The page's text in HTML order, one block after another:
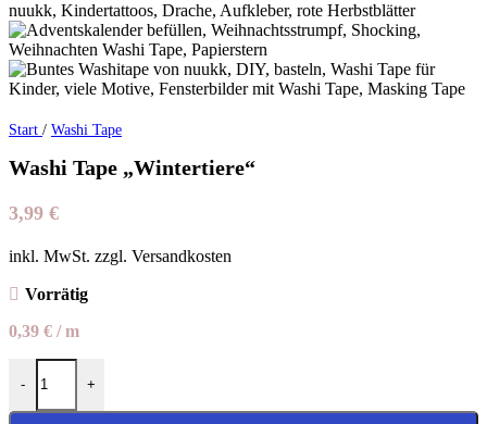
Start / Washi Tape
Washi Tape „Wintertiere“
3,99 €
inkl. MwSt. zzgl. Versandkosten
Vorrätig
0,39 € /m
-
Washi Tape "Wintertiere" Menge
+